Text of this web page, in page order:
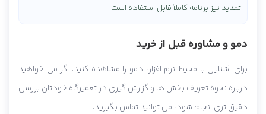
تمدید نیز برنامه کاملاً قابل استفاده است.
دمو و مشاوره قبل از خرید
برای آشنایی با محیط نرم افزار، دمو را مشاهده کنید. اگر می خواهید
درباره نحوه تعریف بخش ها و گزارش گیری در تعمیرگاه خودتان بررسی
دقیق تری انجام شود، می توانید تماس بگیرید.